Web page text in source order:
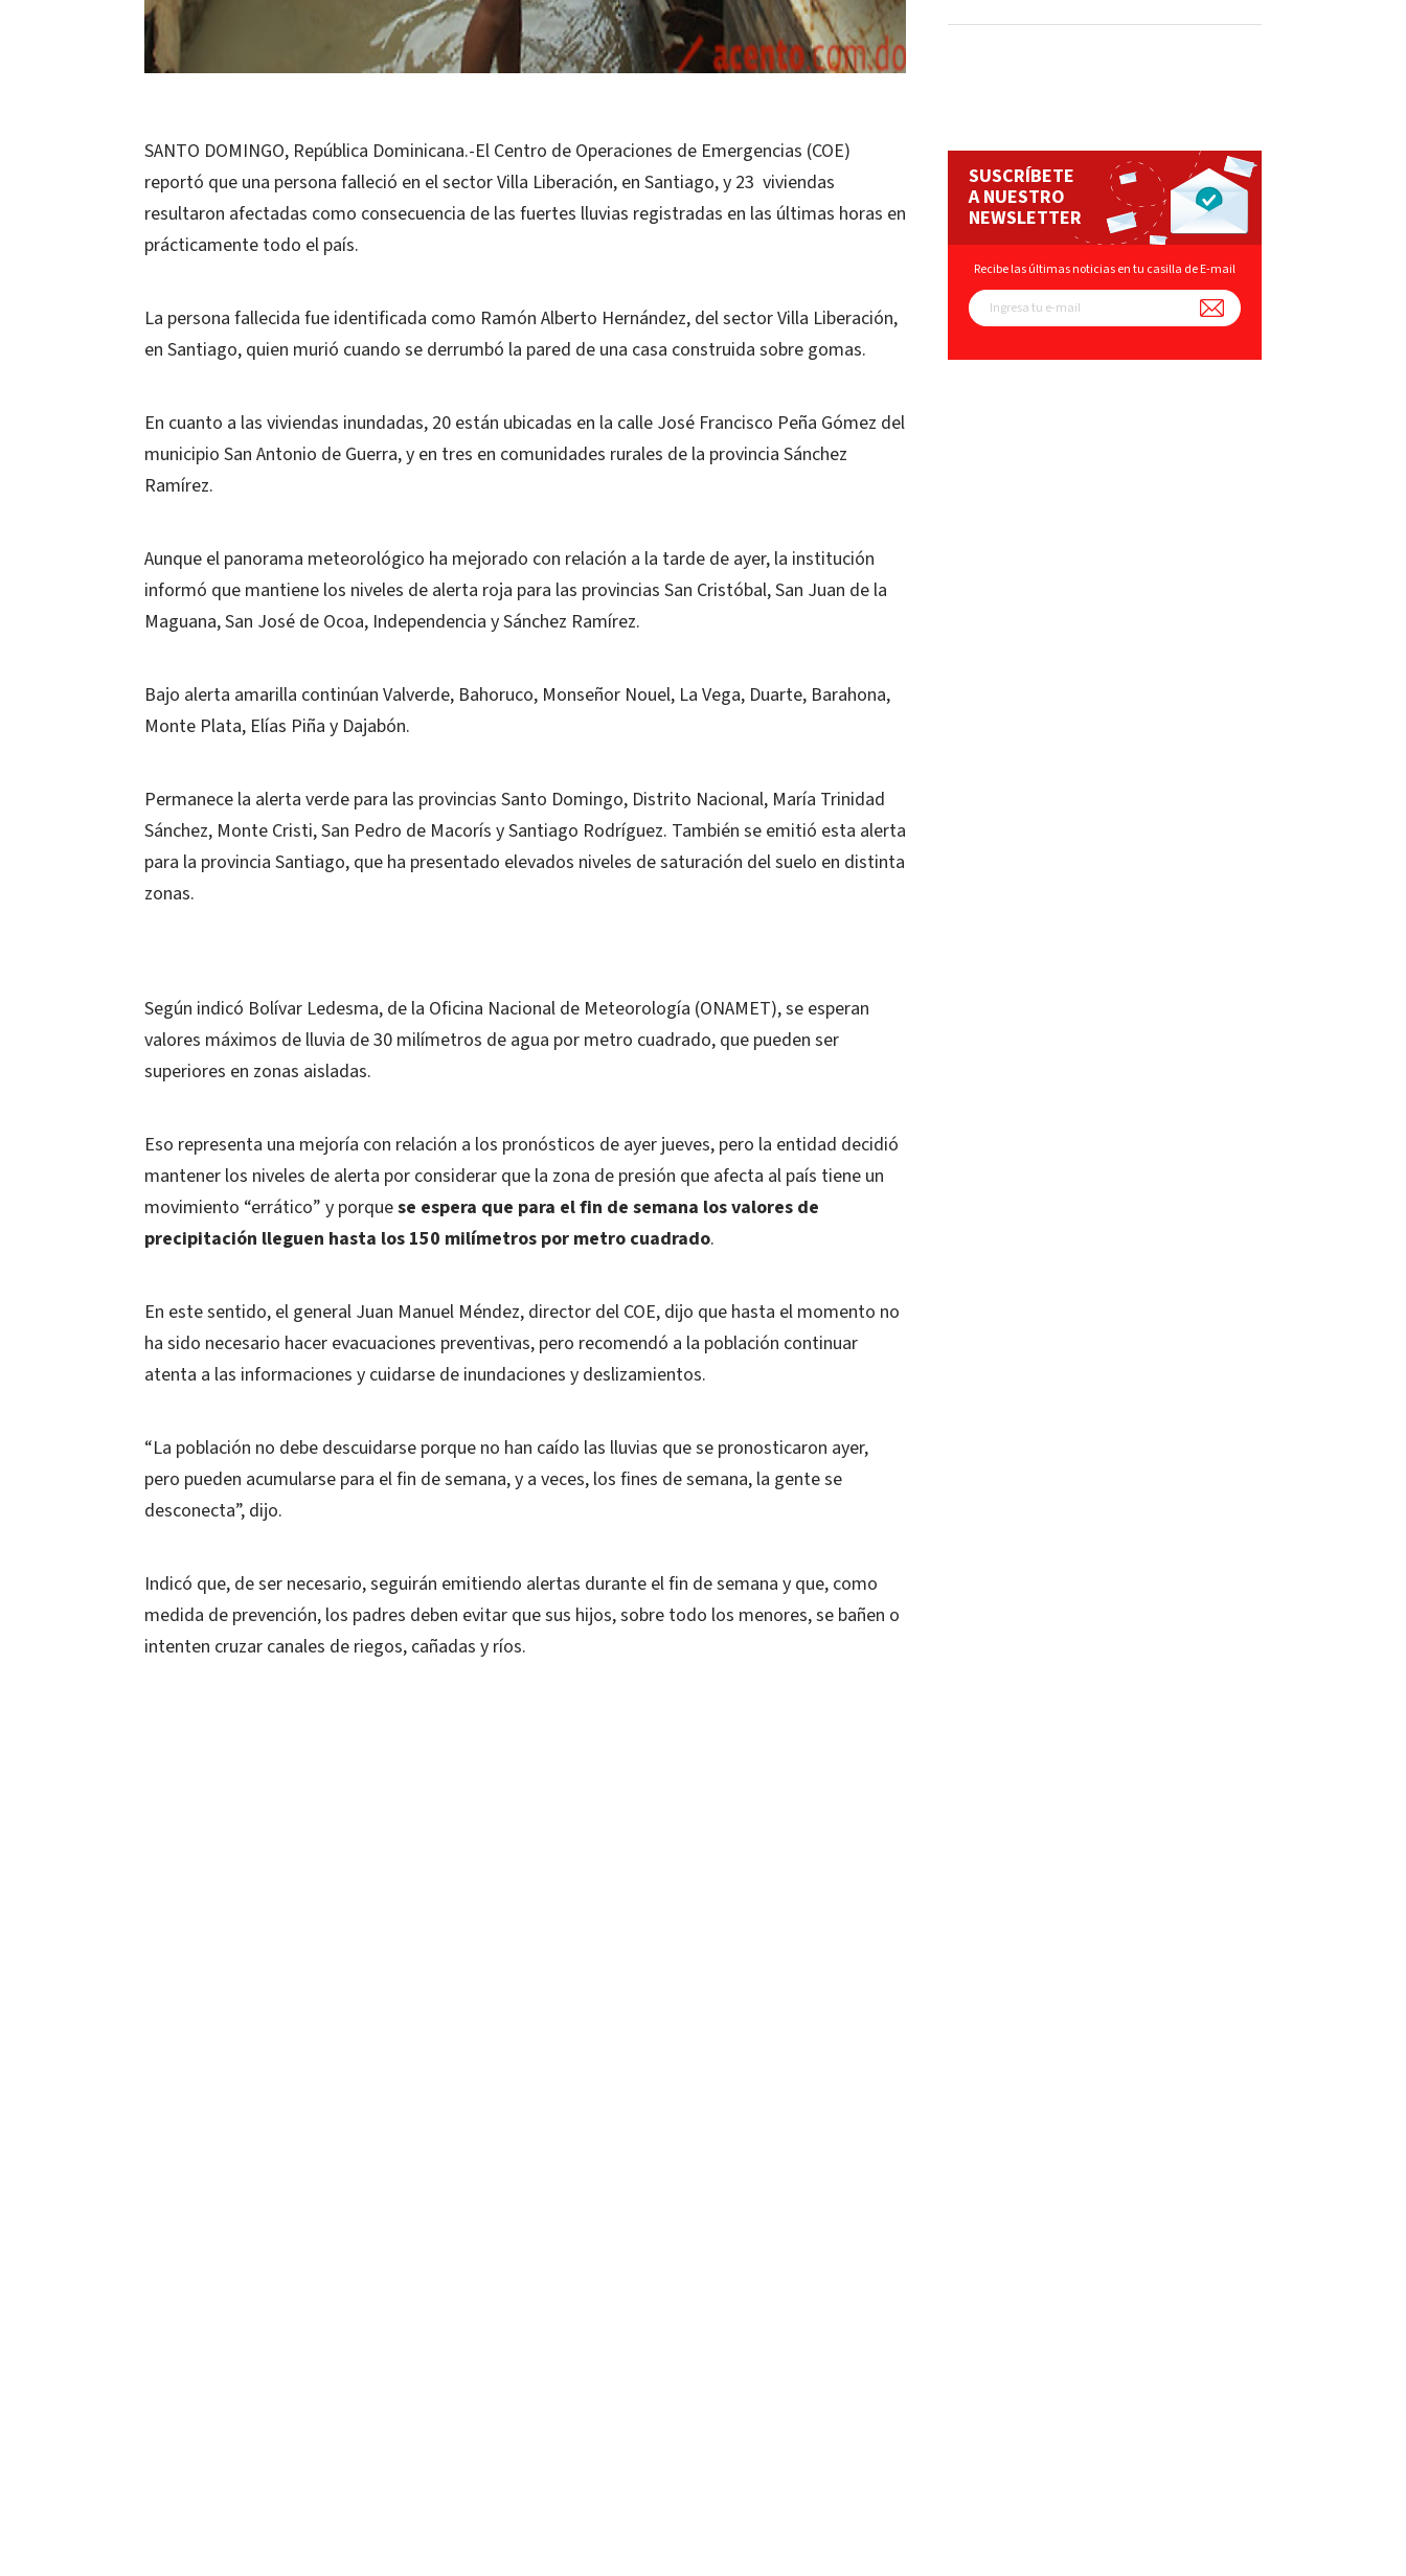
SANTO DOMINGO, República Dominicana.-El Centro de Operaciones de Emergencias (COE)
reportó que una persona falleció en el sector Villa Liberación, en Santiago, y 23 viviendas
resultaron afectadas como consecuencia de las fuertes lluvias registradas en las últimas horas en
prácticamente todo el país.
La persona fallecida fue identificada como Ramón Alberto Hernández, del sector Villa Liberación,
en Santiago, quien murió cuando se derrumbó la pared de una casa construida sobre gomas.
En cuanto a las viviendas inundadas, 20 están ubicadas en la calle José Francisco Peña Gómez del
municipio San Antonio de Guerra, y en tres en comunidades rurales de la provincia Sánchez
Ramírez.
Aunque el panorama meteorológico ha mejorado con relación a la tarde de ayer, la institución
informó que mantiene los niveles de alerta roja para las provincias San Cristóbal, San Juan de la
Maguana, San José de Ocoa, Independencia y Sánchez Ramírez.
Bajo alerta amarilla continúan Valverde, Bahoruco, Monseñor Nouel, La Vega, Duarte, Barahona,
Monte Plata, Elías Piña y Dajabón.
Permanece la alerta verde para las provincias Santo Domingo, Distrito Nacional, María Trinidad
Sánchez, Monte Cristi, San Pedro de Macorís y Santiago Rodríguez. También se emitió esta alerta
para la provincia Santiago, que ha presentado elevados niveles de saturación del suelo en distinta
zonas.
Según indicó Bolívar Ledesma, de la Oficina Nacional de Meteorología (ONAMET), se esperan
valores máximos de lluvia de 30 milímetros de agua por metro cuadrado, que pueden ser
superiores en zonas aisladas.
Eso representa una mejoría con relación a los pronósticos de ayer jueves, pero la entidad decidió
mantener los niveles de alerta por considerar que la zona de presión que afecta al país tiene un
movimiento “errático” y porquese espera que para el fin de semana los valores de
precipitación lleguen hasta los 150 milímetros por metro cuadrado.
En este sentido, el general Juan Manuel Méndez, director del COE, dijo que hasta el momento no
ha sido necesario hacer evacuaciones preventivas, pero recomendó a la población continuar
atenta a las informaciones y cuidarse de inundaciones y deslizamientos.
“La población no debe descuidarse porque no han caído las lluvias que se pronosticaron ayer,
pero pueden acumularse para el fin de semana, y a veces, los fines de semana, la gente se
desconecta”, dijo.
Indicó que, de ser necesario, seguirán emitiendo alertas durante el fin de semana y que, como
medida de prevención, los padres deben evitar que sus hijos, sobre todo los menores, se bañen o
intenten cruzar canales de riegos, cañadas y ríos.
SUSCRÍBETE
A NUESTRO
NEWSLETTER
Recibe las últimas noticias en tu casilla de E-mail